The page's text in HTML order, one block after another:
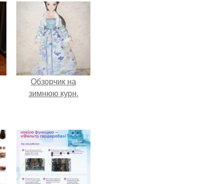
Обзорчик на
зимнюю курн.